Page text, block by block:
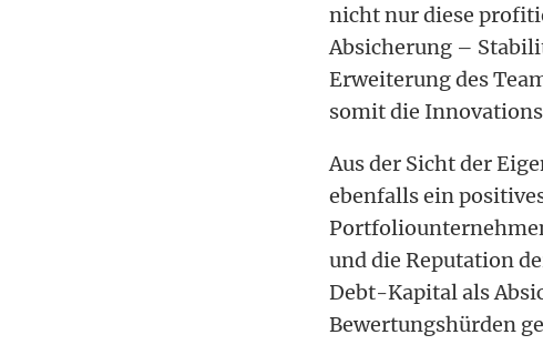
nicht nur diese
Absicherung –
Erweiterung des
somit die
Aus der Sicht der
ebenfalls ein
und die Reputation
Debt-Kapital als
Bewertungshürden